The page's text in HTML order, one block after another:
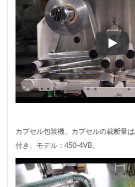
カプ
カプセル包装機、カプセルの裁断量
付き、モデル：450-4VB。